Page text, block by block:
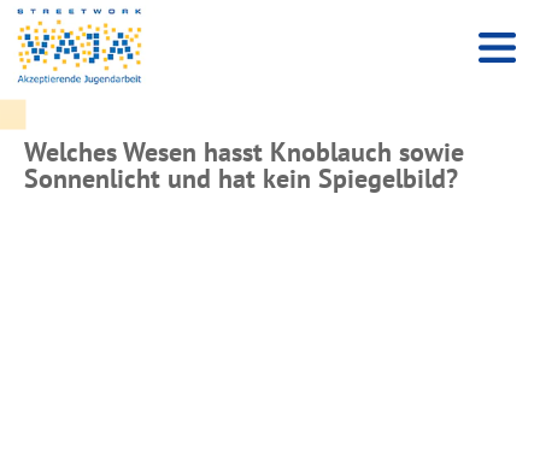
Welches Wesen hasst Knoblauch sowie
Sonnenlicht und hat kein Spiegelbild?